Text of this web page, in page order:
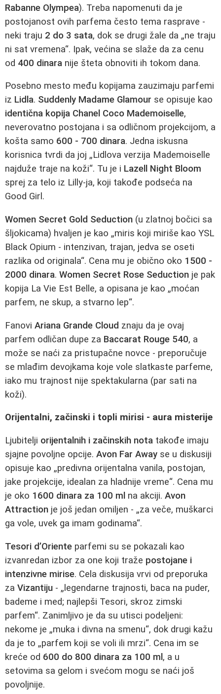
Rabanne Olympea). Treba napomenuti da je
postojanost ovih parfema često tema rasprave -
neki traju 2 do 3 sata, dok se drugi žale da „ne traju
ni sat vremena“. Ipak, većina se slaže da za cenu
od 400 dinara nije šteta obnoviti ih tokom dana.
Posebno mesto među kopijama zauzimaju parfemi
iz Lidla. Suddenly Madame Glamour se opisuje kao
identična kopija Chanel Coco Mademoiselle,
neverovatno postojana i sa odličnom projekcijom, a
košta samo 600 - 700 dinara. Jedna iskusna
korisnica tvrdi da joj „Lidlova verzija Mademoiselle
najduže traje na koži“. Tu je i Lazell Night Bloom
sprej za telo iz Lilly-ja, koji takođe podseća na
Good Girl.
Women Secret Gold Seduction (u zlatnoj bočici sa
šljokicama) hvaljen je kao „miris koji miriše kao YSL
Black Opium - intenzivan, trajan, jedva se oseti
razlika od originala“. Cena mu je obično oko 1500 -
2000 dinara. Women Secret Rose Seduction je pak
kopija La Vie Est Belle, a opisana je kao „moćan
parfem, ne skup, a stvarno lep“.
Fanovi Ariana Grande Cloud znaju da je ovaj
parfem odličan dupe za Baccarat Rouge 540, a
može se naći za pristupačne novce - preporučuje
se mlađim devojkama koje vole slatkaste parfeme,
iako mu trajnost nije spektakularna (par sati na
koži).
Orijentalni, začinski i topli mirisi - aura misterije
Ljubitelji orijentalnih i začinskih nota takođe imaju
sjajne povoljne opcije. Avon Far Away se u diskusiji
opisuje kao „predivna orijentalna vanila, postojan,
jake projekcije, idealan za hladnije vreme“. Cena mu
je oko 1600 dinara za 100 ml na akciji. Avon
Attraction je još jedan omiljen - „za veče, muškarci
ga vole, uvek ga imam godinama“.
Tesori d’Oriente parfemi su se pokazali kao
izvanredan izbor za one koji traže postojane i
intenzivne mirise. Cela diskusija vrvi od preporuka
za Vizantiju - „legendarne trajnosti, baca na puder,
bademe i med; najlepši Tesori, skroz zimski
parfem“. Zanimljivo je da su utisci podeljeni:
nekome je „muka i divna na smenu“, dok drugi kažu
da je to „parfem koji se voli ili mrzi“. Cena im se
kreće od 600 do 800 dinara za 100 ml , a u
setovima sa gelom i svećom mogu se naći još
povoljnije.